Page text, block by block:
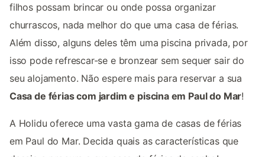
filhos possam brincar ou onde possa organizar
churrascos, nada melhor do que uma casa de férias.
Além disso, alguns deles têm uma piscina privada, por
isso pode refrescar-se e bronzear sem sequer sair do
seu alojamento. Não espere mais para reservar a sua
Casa de férias com jardim e piscina em Paul do Mar!
A Holidu oferece uma vasta gama de casas de férias
em Paul do Mar. Decida quais as características que